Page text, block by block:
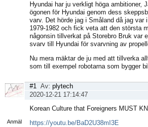
Hyundai har ju verkligt höga ambitioner,
ögonen för Hyundai genom dess
varv. Det hörde jag i Småland då jag var
1979-1982 och fick veta att den största
någonsin tillverkat på Storebro Bruk var
svarv till Hyundai för svarvning av
Nu mera mäktar de ju med att tillverka
som till exempel robotarna som bygger
Anmäl
#1 Av: plytech
2020-12-21 17:14:47
Korean Culture that Foreigners MUST
https://youtu.be/BaD2U38mI3E